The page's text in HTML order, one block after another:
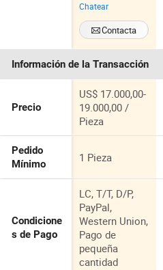
el Mercado
Latinoamerica
no
Chatear
Contacta
Ahora
Información de la Transacción
Precio
US$ 17.000,00-
19.000,00 /
Pieza
Pedido
Mínimo
1 Pieza
Condicione
s de Pago
LC, T/T, D/P,
PayPal,
Western Union,
Pago de
pequeña
cantidad